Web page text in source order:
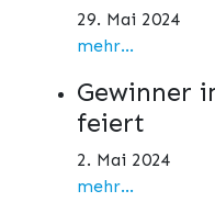
29. Mai 2024
mehr...
Gewinner
feiert
2. Mai 2024
mehr...